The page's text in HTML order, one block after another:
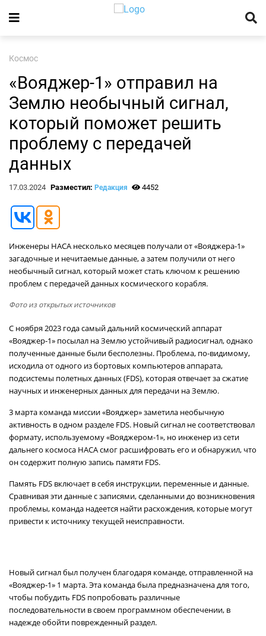
Космос
«Вояджер-1» отправил на
Землю необычный сигнал,
который поможет решить
проблему с передачей
данных
17.03.2024 Разместил: Редакция 4452
Инженеры НАСА несколько месяцев получали от «Вояджера-1»
загадочные и нечитаемые данные, а затем получили от него
необычный сигнал, который может стать ключом к решению
проблем с передачей данных космического корабля.
Фото из открытых источников
С ноября 2023 года самый дальний космический аппарат
«Вояджер-1» посылал на Землю устойчивый радиосигнал, однако
полученные данные были бесполезны. Проблема, по-видимому,
исходила от одного из бортовых компьютеров аппарата,
подсистемы полетных данных (FDS), которая отвечает за сжатие
научных и инженерных данных для передачи на Землю.
3 марта команда миссии «Вояджер» заметила необычную
активность в одном разделе FDS. Новый сигнал не соответствовал
формату, используемому «Вояджером-1», но инженер из сети
дальнего космоса НАСА смог расшифровать его и обнаружил, что
он содержит полную запись памяти FDS.
Память FDS включает в себя инструкции, переменные и данные.
Сравнивая эти данные с записями, сделанными до возникновения
проблемы, команда надеется найти расхождения, которые могут
привести к источнику текущей неисправности.
Новый сигнал был получен благодаря команде, отправленной на
«Вояджер-1» 1 марта. Эта команда была предназначена для того,
чтобы побудить FDS попробовать различные
последовательности в своем программном обеспечении, в
надежде обойти поврежденный раздел.